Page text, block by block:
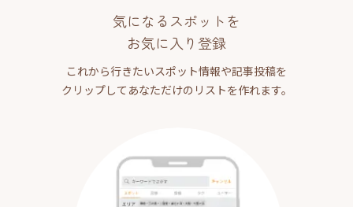
気になるスポットを
お気に入り登録
これから行きたいスポット情報や記事投稿を
クリップしてあなただけのリストを作れます。